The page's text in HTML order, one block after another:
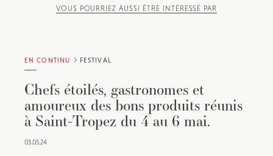
VOUS POURRIEZ AUSSI ÊTRE INTÉRESSÉ PAR
EN CONTINU FESTIVAL
Chefs étoilés, gastronomes et
amoureux des bons produits réunis
à Saint-Tropez du 4 au 6 mai.
03.05.24